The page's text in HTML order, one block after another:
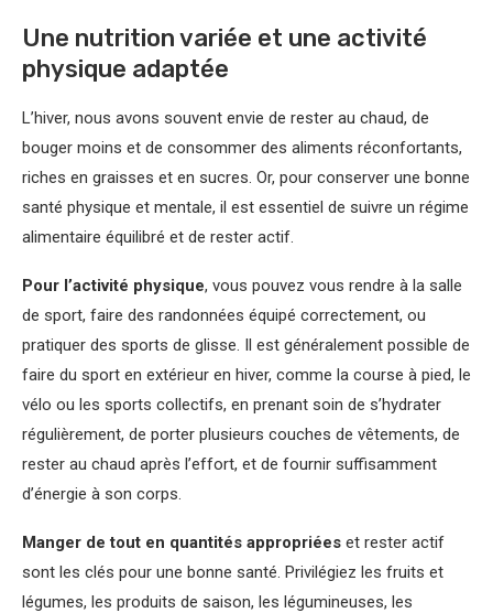
Une nutrition variée et une activité
physique adaptée
L’hiver, nous avons souvent envie de rester au chaud, de
bouger moins et de consommer des aliments réconfortants,
riches en graisses et en sucres. Or, pour conserver une bonne
santé physique et mentale, il est essentiel de suivre un régime
alimentaire équilibré et de rester actif.
Pour l’activité physique, vous pouvez vous rendre à la salle
de sport, faire des randonnées équipé correctement, ou
pratiquer des sports de glisse. Il est généralement possible de
faire du sport en extérieur en hiver, comme la course à pied, le
vélo ou les sports collectifs, en prenant soin de s’hydrater
régulièrement, de porter plusieurs couches de vêtements, de
rester au chaud après l’effort, et de fournir suffisamment
d’énergie à son corps.
Manger de tout en quantités appropriées et rester actif
sont les clés pour une bonne santé. Privilégiez les fruits et
légumes, les produits de saison, les légumineuses, les